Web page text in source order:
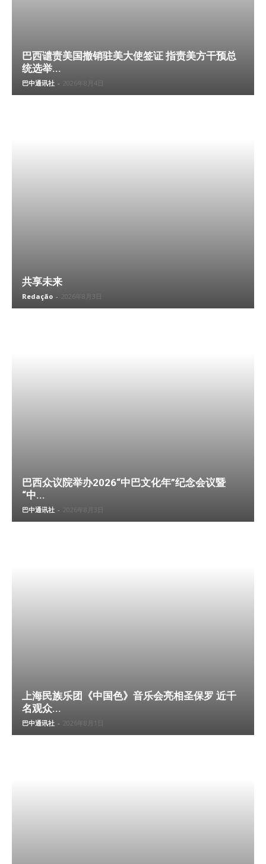
巴西谴责美国撤销驻美大使签证 指责美方干预总
统选举...
巴中通讯社 - 2026年8月4日
共享未来
Redação - 2026年8月3日
巴西众议院举办2026“中巴文化年”纪念会议暨
“中...
巴中通讯社 - 2026年8月3日
上海民族乐团《中国色》音乐会亮相圣保罗 近千
名观众...
巴中通讯社 - 2026年8月1日